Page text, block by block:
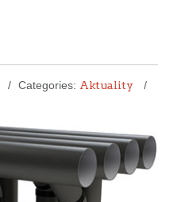
Categories: Aktuality